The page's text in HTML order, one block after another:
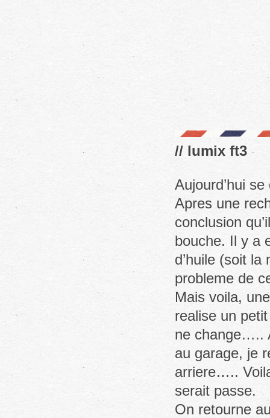
// lumix ft3
Aujourd’hui
Apres une
conclusion
bouche. Il y a
d’huile (soit
probleme de
Mais voila,
realise un
ne change…..
au garage, je
arriere…..
serait passe.
On retourne